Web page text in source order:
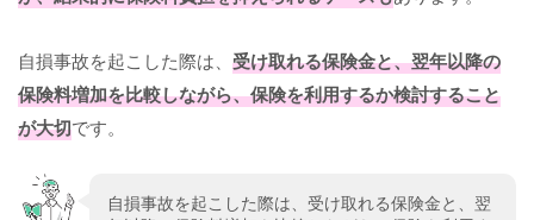
自損事故を起こした際は、 受け取れる保険金と、翌年以降の
保険料増加を比較しながら、保険を利用するか検討すること
が大切です。
自損事故を起こした際は、受け取れる保険金と、翌